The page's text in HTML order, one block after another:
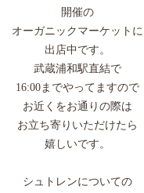
開催の
オーガニックマーケットに
出店中です。
武蔵浦和駅直結で
16:00までやってますので
お近くをお通りの際は
お立ち寄りいただけたら
嬉しいです。
シュトレンについての